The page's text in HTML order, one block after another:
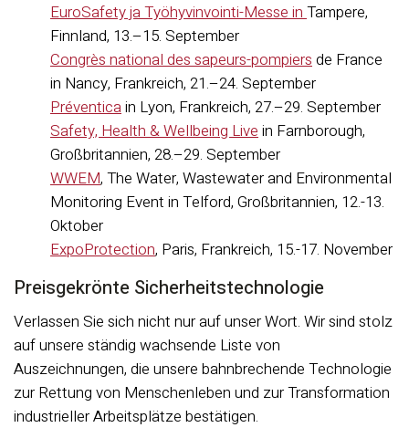
EuroSafety ja Työhyvinvointi-Messe inTampere,
Finnland, 13.–15. September
Congrès national des sapeurs-pompiersde France
in Nancy, Frankreich, 21.–24. September
Préventicain Lyon, Frankreich, 27.–29. September
Safety, Health & Wellbeing Livein Farnborough,
Großbritannien, 28.–29. September
WWEM, The Water, Wastewater and Environmental
Monitoring Event in Telford, Großbritannien, 12.-13.
Oktober
ExpoProtection, Paris, Frankreich, 15.-17. November
Preisgekrönte Sicherheitstechnologie
Verlassen Sie sich nicht nur auf unser Wort. Wir sind stolz
auf unsere ständig wachsende Liste von
Auszeichnungen, die unsere bahnbrechende Technologie
zur Rettung von Menschenleben und zur Transformation
industrieller Arbeitsplätze bestätigen.